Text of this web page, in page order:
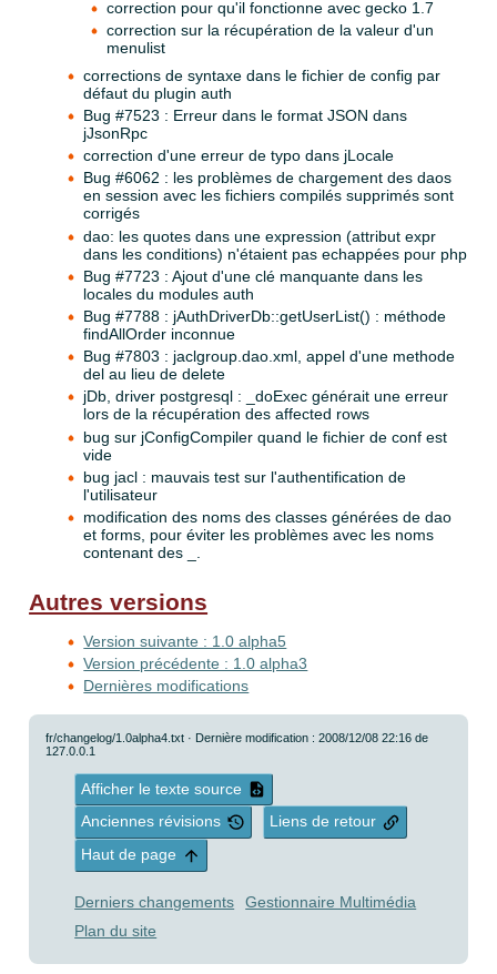
correction pour qu'il fonctionne avec gecko 1.7
correction sur la récupération de la valeur d'un
menulist
corrections de syntaxe dans le fichier de config par
défaut du plugin auth
Bug #7523 : Erreur dans le format JSON dans
jJsonRpc
correction d'une erreur de typo dans jLocale
Bug #6062 : les problèmes de chargement des daos
en session avec les fichiers compilés supprimés sont
corrigés
dao: les quotes dans une expression (attribut expr
dans les conditions) n'étaient pas echappées pour php
Bug #7723 : Ajout d'une clé manquante dans les
locales du modules auth
Bug #7788 : jAuthDriverDb::getUserList() : méthode
findAllOrder inconnue
Bug #7803 : jaclgroup.dao.xml, appel d'une methode
del au lieu de delete
jDb, driver postgresql : _doExec générait une erreur
lors de la récupération des affected rows
bug sur jConfigCompiler quand le fichier de conf est
vide
bug jacl : mauvais test sur l'authentification de
l'utilisateur
modification des noms des classes générées de dao
et forms, pour éviter les problèmes avec les noms
contenant des _.
Autres versions
Version suivante : 1.0 alpha5
Version précédente : 1.0 alpha3
Dernières modifications
fr/changelog/1.0alpha4.txt · Dernière modification : 2008/12/08 22:16 de
127.0.0.1
Afficher le texte source
Anciennes révisions
Liens de retour
Haut de page
Derniers changements
Gestionnaire Multimédia
Plan du site